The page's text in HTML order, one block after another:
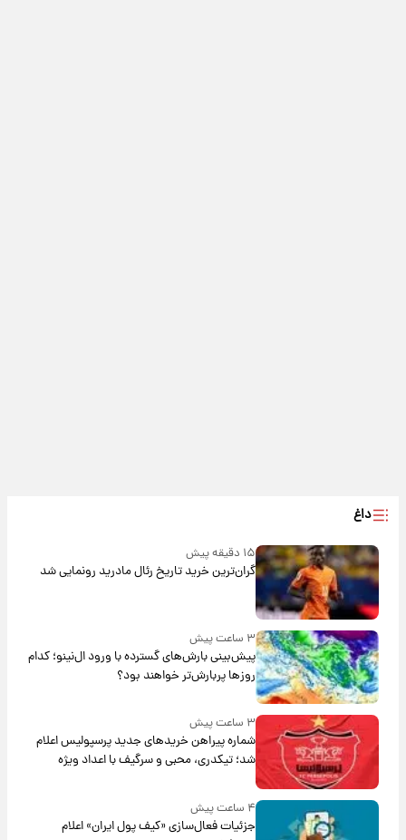
داغ
۱۵ دقیقه پیش
گران‌ترین خرید تاریخ رئال مادرید رونمایی شد
۳ ساعت پیش
پیش‌بینی بارش‌های گسترده با ورود ال‌نینو؛ کدام
روزها پربارش‌تر خواهند بود؟
۳ ساعت پیش
شماره پیراهن خریدهای جدید پرسپولیس اعلام
شد؛ تیکدری، محبی و سرگیف با اعداد ویژه
۴ ساعت پیش
جزئیات فعال‌سازی «کیف پول ایران» اعلام